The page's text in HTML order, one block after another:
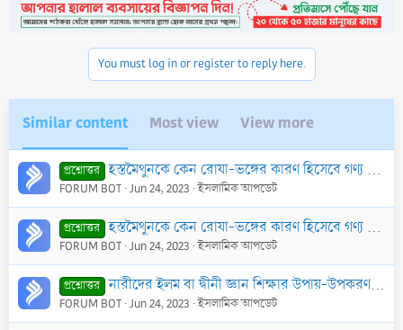
t
i
You must log in or register to reply here.
Similar content Most view View more
প্রশ্নোত্তর হস্তমৈথুনকে কেন রোযা-ভঙ্গের কারণ হিসেবে গণ্য করা হয়; অথচ বেপর্দা ও অন্যান্য গুনাহ্‌কে রোযা-ভঙ্গের কারণ হিসেবে গণ্য করা হয় না
FORUM BOT Jun 24, 2023 ইসলামিক আপডেট
প্রশ্নোত্তর হস্তমৈথুনকে কেন রোযা-ভঙ্গের কারণ হিসেবে গণ্য করা হয়; অথচ বেপর্দা ও অন্যান্য গুনাহ্‌কে রোযা-ভঙ্গের কারণ হিসেবে গণ্য করা হয় না
FORUM BOT Jun 24, 2023 ইসলামিক আপডেট
প্রশ্নোত্তর নারীদের ইলম বা দ্বীনী জ্ঞান শিক্ষার উপায়-উপকরণসমূহ
FORUM BOT Jun 24, 2023 ইসলামিক আপডেট